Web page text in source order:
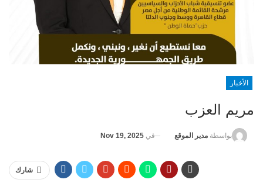
الأخبار
مريم العزب
بواسطة مدير الموقع في Nov 19, 2025
شارك